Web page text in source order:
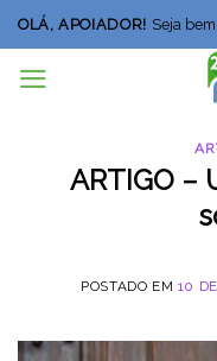
Skip
to
content
OLÁ, APOIADOR! Seja
ARTIGO –
POSTADO EM 10